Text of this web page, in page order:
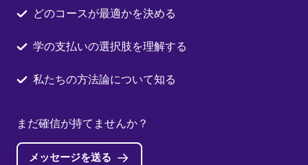
どのコースが最適かを決める
学の支払いの選択肢を理解する
私たちの方法論について知る
まだ確信が持てませんか？
メッセージを送る